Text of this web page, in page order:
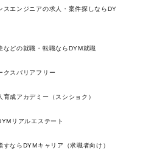
スエンジニアの求人・案件探しならDY
などの就職・転職ならDYM就職
クスバリアフリー
成アカデミー（スシショク）
リアルエステート
ならDYMキャリア（求職者向け）